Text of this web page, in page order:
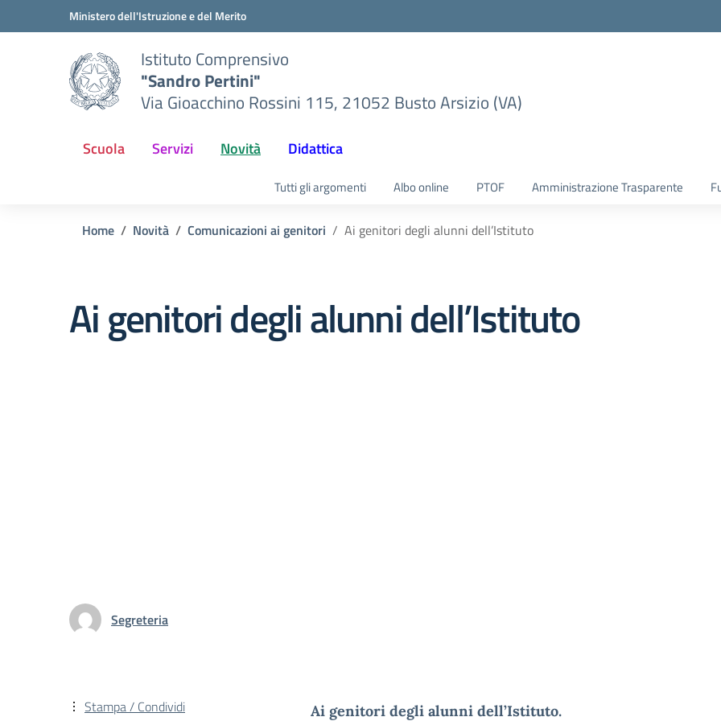
Vai ai contenuti
Vai al menu di navigazioneMinistero dell'Istruzione e del Merito
Istituto Comprensivo
"Sandro Pertini"
Via Gioacchino Rossini 115, 21052 Busto Arsizio (VA)
Scuola Servizi Novità Didattica
Tutti gli argomenti Albo online PTOF Amministrazione Trasparente
Home Novità Comunicazioni ai genitori Ai genitori degli alunni dell’Istituto
Ai genitori degli alunni dell’Istituto
Segreteria
Ai genitori degli alunni dell’Istituto.
Stampa / Condividi